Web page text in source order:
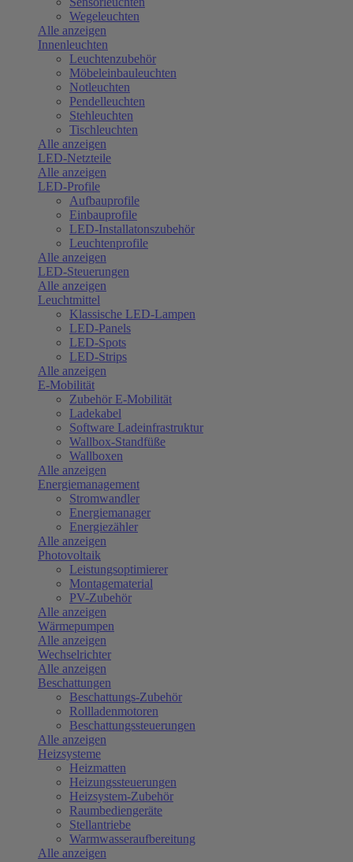
Wegeleuchten
Alle anzeigen
Innenleuchten
Leuchtenzubehör
Möbeleinbauleuchten
Notleuchten
Pendelleuchten
Stehleuchten
Tischleuchten
Alle anzeigen
LED-Netzteile
Alle anzeigen
LED-Profile
Aufbauprofile
Einbauprofile
LED-Installatonszubehör
Leuchtenprofile
Alle anzeigen
LED-Steuerungen
Alle anzeigen
Leuchtmittel
Klassische LED-Lampen
LED-Panels
LED-Spots
LED-Strips
Alle anzeigen
E-Mobilität
Zubehör E-Mobilität
Ladekabel
Software Ladeinfrastruktur
Wallbox-Standfüße
Wallboxen
Alle anzeigen
Energiemanagement
Stromwandler
Energiemanager
Energiezähler
Alle anzeigen
Photovoltaik
Leistungsoptimierer
Montagematerial
PV-Zubehör
Alle anzeigen
Wärmepumpen
Alle anzeigen
Wechselrichter
Alle anzeigen
Beschattungen
Beschattungs-Zubehör
Rollladenmotoren
Beschattungssteuerungen
Alle anzeigen
Heizsysteme
Heizmatten
Heizungssteuerungen
Heizsystem-Zubehör
Raumbediengeräte
Stellantriebe
Warmwasseraufbereitung
Alle anzeigen